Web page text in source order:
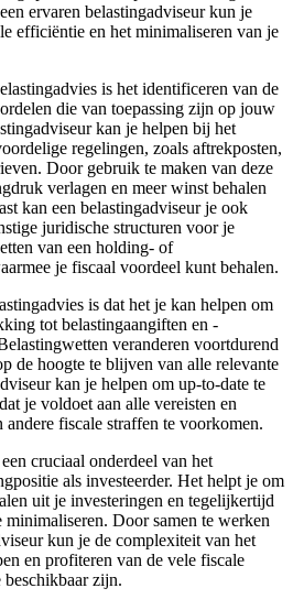
ervaren belastingadviseur kun je
efficiëntie en het minimaliseren van je
is het identificeren van de
die van toepassing zijn op jouw
kan je helpen bij het
regelingen, zoals aftrekposten,
Door gebruik te maken van deze
verlagen en meer winst behalen
kan een belastingadviseur je ook
juridische structuren voor je
van een holding- of
je fiscaal voordeel kunt behalen.
is dat het je kan helpen om
tot belastingaangiften en -
veranderen voortdurend
de hoogte te blijven van alle relevante
kan je helpen om up-to-date te
je voldoet aan alle vereisten en
fiscale straffen te voorkomen.
cruciaal onderdeel van het
als investeerder. Het helpt je om
uit je investeringen en tegelijkertijd
Door samen te werken
kun je de complexiteit van het
en profiteren van de vele fiscale
zijn.